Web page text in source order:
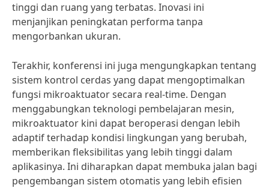
tinggi dan ruang yang terbatas. Inovasi ini
menjanjikan peningkatan performa tanpa
mengorbankan ukuran.
Terakhir, konferensi ini juga mengungkapkan tentang
sistem kontrol cerdas yang dapat mengoptimalkan
fungsi mikroaktuator secara real-time. Dengan
menggabungkan teknologi pembelajaran mesin,
mikroaktuator kini dapat beroperasi dengan lebih
adaptif terhadap kondisi lingkungan yang berubah,
memberikan fleksibilitas yang lebih tinggi dalam
aplikasinya. Ini diharapkan dapat membuka jalan bagi
pengembangan sistem otomatis yang lebih efisien